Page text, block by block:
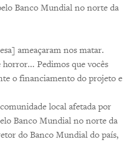
Banco Mundial no norte da
ameaçaram nos matar.
Pedimos que vocês
o financiamento do projeto e
local afetada por
Banco Mundial no norte da
do Banco Mundial do país,